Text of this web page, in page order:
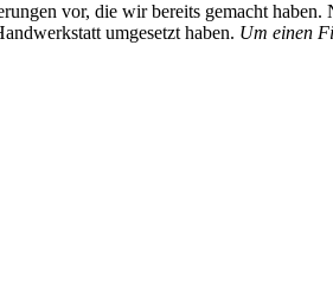
vor, die wir bereits gemacht
umgesetzt haben. Um einen